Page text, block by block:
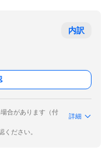
内訳
合があります（付
詳細
ください。